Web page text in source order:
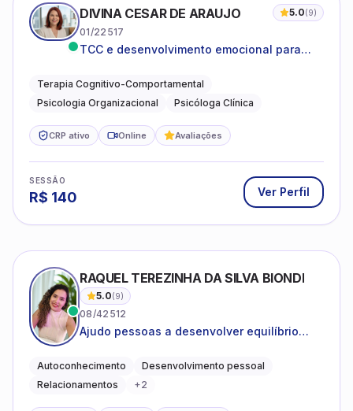
DIVINA CESAR DE ARAUJO 5.0(9)
01/22517
TCC e desenvolvimento emocional para
Terapia Cognitivo-Comportamental
Psicologia Organizacional
Psicóloga Clínica
CRP ativo Online Avaliações
SESSÃO
R$ 140 Ver Perfil
RAQUEL TEREZINHA DA SILVA BIONDI
5.0(9)
08/42512
Ajudo pessoas a desenvolver equilíbrio
Autoconhecimento
Desenvolvimento pessoal
Relacionamentos
+2